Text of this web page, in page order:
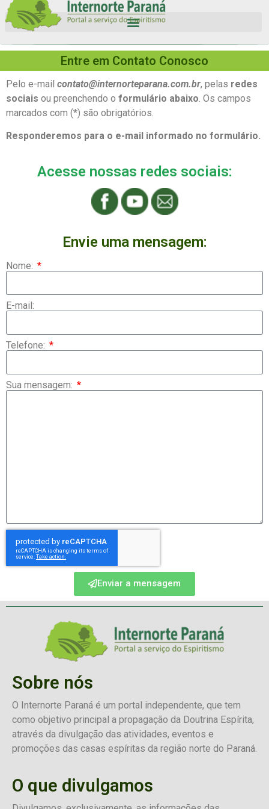
Entre em Contato Conosco
Pelo e-mail contato@internorteparana.com.br, pelas redes
sociais ou preenchendo o formulário abaixo. Os campos
marcados com (*) são obrigatórios.
Responderemos para o e-mail informado no formulário.
Acesse nossas redes sociais:
Envie uma mensagem:
Nome:
E-mail:
Telefone:
Sua mensagem:
Enviar a mensagem
Sobre nós
O Internorte Paraná é um portal independente, que tem
como objetivo principal a propagação da Doutrina Espírita,
através da divulgação das atividades, eventos e
promoções das casas espíritas da região norte do Paraná.
O que divulgamos